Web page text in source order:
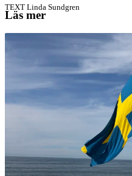
TEXT Linda Sundgren
Läs mer